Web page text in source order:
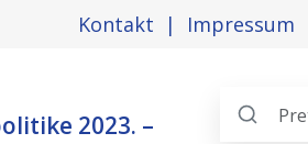
Kontakt Impressum
2023. –
Search